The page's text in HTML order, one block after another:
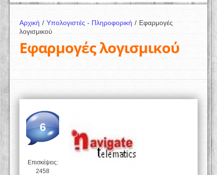
Αρχική / Υπολογιστές - Πληροφορική / Εφαρμογές
λογισμικού
Εφαρμογές λογισμικού
6
Επισκέψεις:
2458